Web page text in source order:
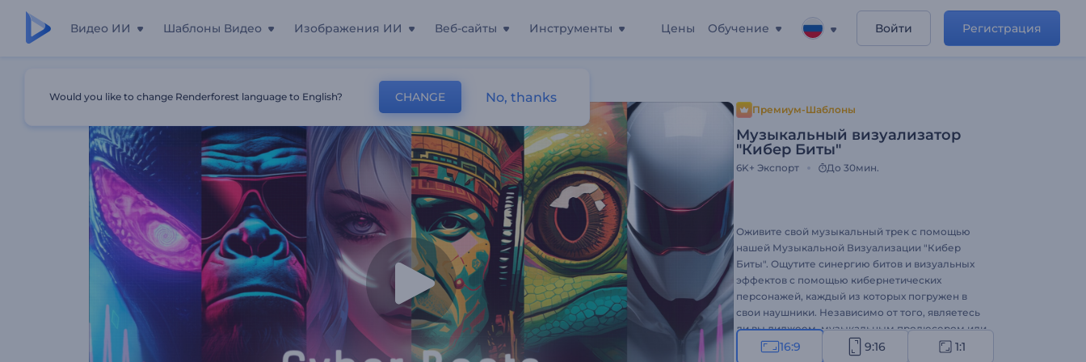
Видео ИИ Шаблоны Видео Изображения ИИ Веб-сайты Инструменты Цены Обучение Войти Регистрация
Музыкальный Визуализатор "Кибер Биты"
Премиум-Шаблоны
Музыкальный визуализатор
"Кибер Биты"
6K+ Экспорт До 30мин.
Оживите свой музыкальный трек с помощью
нашей Музыкальной Визуализации "Кибер
Биты". Ощутите синергию битов и визуальных
эффектов с помощью кибернетических
персонажей, каждый из которых погружен в
свои наушники. Независимо от того, являетесь
ли вы диджеем, музыкальным продюсером или
хотите усилить свое музыкальное присутствие,
16:9 9:16 1:1
Would you like to change Renderforest language to English? CHANGE No, thanks